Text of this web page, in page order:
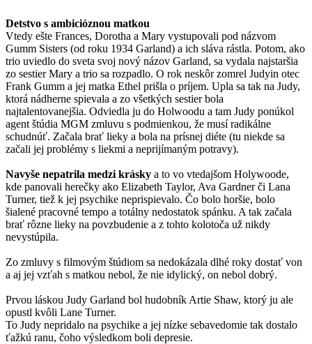
Detstvo s ambicióznou matkou
Vtedy ešte Frances, Dorotha a Mary vystupovali pod názvom
Gumm Sisters (od roku 1934 Garland) a ich sláva rástla. Potom, ako
trio uviedlo do sveta svoj nový názov Garland, sa vydala najstaršia
zo sestier Mary a trio sa rozpadlo. O rok neskôr zomrel Judyin otec
Frank Gumm a jej matka Ethel prišla o príjem. Upla sa tak na Judy,
ktorá nádherne spievala a zo všetkých sestier bola
najtalentovanejšia. Odviedla ju do Holwoodu a tam Judy ponúkol
agent štúdia MGM zmluvu s podmienkou, že musí radikálne
schudnúť. Začala brať lieky a bola na prísnej diéte (tu niekde sa
začali jej problémy s liekmi a neprijímaným potravy).
Navyše nepatrila medzi krásky a to vo vtedajšom Holywoode,
kde panovali herečky ako Elizabeth Taylor, Ava Gardner či Lana
Turner, tiež k jej psychike neprispievalo. Čo bolo horšie, bolo
šialené pracovné tempo a totálny nedostatok spánku. A tak začala
brať rôzne lieky na povzbudenie a z tohto kolotoča už nikdy
nevystúpila.
Zo zmluvy s filmovým štúdiom sa nedokázala dlhé roky dostať von
a aj jej vzťah s matkou nebol, že nie idylický, on nebol dobrý.
Prvou láskou Judy Garland bol hudobník Artie Shaw, ktorý ju ale
opustl kvôli Lane Turner.
To Judy nepridalo na psychike a jej nízke sebavedomie tak dostalo
ťažkú ranu, čoho výsledkom boli depresie.